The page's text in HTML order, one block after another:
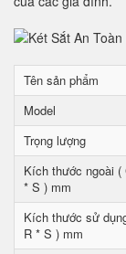
Tên sản phẩm
Model
Trọng lượng
Kích thước ngoài (
* S ) mm
Kích thước sử
R * S ) mm